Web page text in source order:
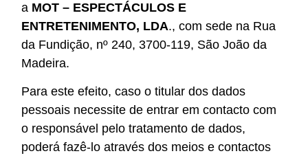
a MOT – ESPECTÁCULOS E
ENTRETENIMENTO, LDA., com sede na Rua
da Fundição, nº 240, 3700-119, São João da
Madeira.
Para este efeito, caso o titular dos dados
pessoais necessite de entrar em contacto com
o responsável pelo tratamento de dados,
poderá fazê-lo através dos meios e contactos